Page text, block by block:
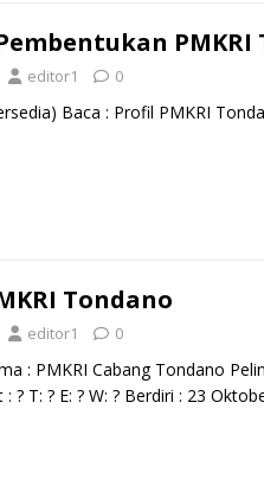
PMKRI
editor1 0
Baca : Profil PMKRI
Tondano
editor1 0
: PMKRI Cabang Tondano
? T: ? E: ? W: ? Berdiri : 23